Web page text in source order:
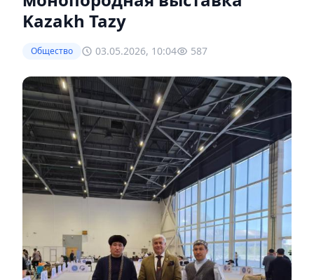
Kazakh Tazy
Общество 03.05.2026, 10:04 587